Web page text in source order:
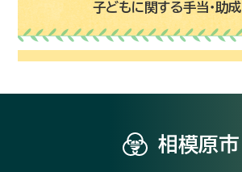
子どもに関する手当・助成
相模原市